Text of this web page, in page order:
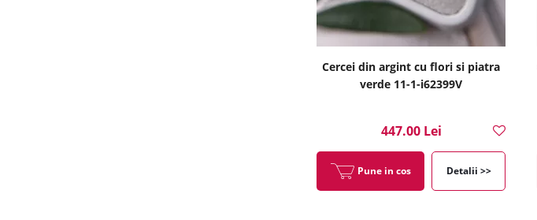
Cercei din argint cu flori si piatra
verde 11-1-i62399V
447.00 Lei
Pune in cos Detalii >>